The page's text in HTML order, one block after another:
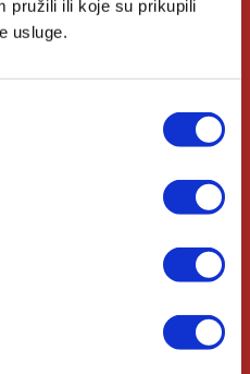
pružili ili koje su prikupili
usluge.
linkovi